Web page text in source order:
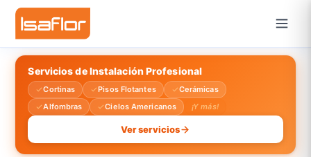
Servicios de Instalación Profesional
Cortinas Pisos Flotantes
Cerámicas
Alfombras
Cielos Americanos ¡Y más!
Ver servicios